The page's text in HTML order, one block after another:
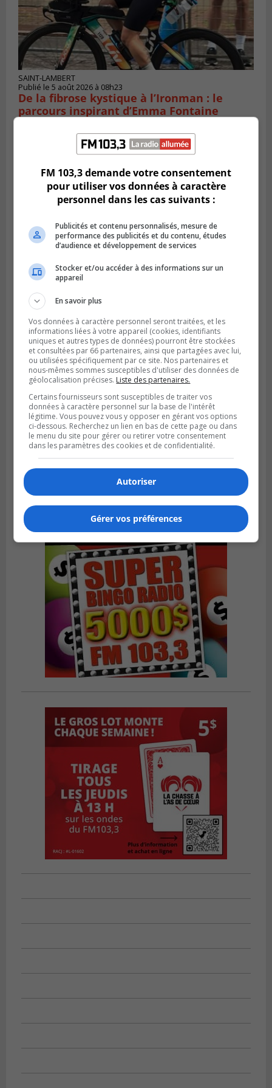
SAINT-LAMBERT
Publié le 5 août 2026 à 08h23
De la fibrose kystique à l’Ironman : le
parcours inspirant d’Emma Fontaine
Publié le 4 août 2026 à 13h18
Des fromages de la Laiterie Coaticook
rappelés par l’ACIA
SAINT-HUBERT
Publié le 3 août 2026 à 12h00
L’arrivée du marché saisonnier à Saint-
Hubert
FM 103,3 demande votre consentement
pour utiliser vos données à caractère
personnel dans les cas suivants :
Publicités et contenu personnalisés, mesure de
performance des publicités et du contenu, études
d’audience et développement de services
Stocker et/ou accéder à des informations sur un
appareil
En savoir plus
Vos données à caractère personnel seront traitées, et les
informations liées à votre appareil (cookies, identifiants
uniques et autres types de données) pourront être stockées
et consultées par 66 partenaires, ainsi que partagées avec lui,
ou utilisées spécifiquement par ce site. Nos partenaires et
nous-mêmes sommes susceptibles d'utiliser des données de
géolocalisation précises. Liste des partenaires.
Certains fournisseurs sont susceptibles de traiter vos
données à caractère personnel sur la base de l'intérêt
légitime. Vous pouvez vous y opposer en gérant vos options
ci-dessous. Recherchez un lien en bas de cette page ou dans
le menu du site pour gérer ou retirer votre consentement
dans les paramètres des cookies et de confidentialité.
Autoriser
Gérer vos préférences